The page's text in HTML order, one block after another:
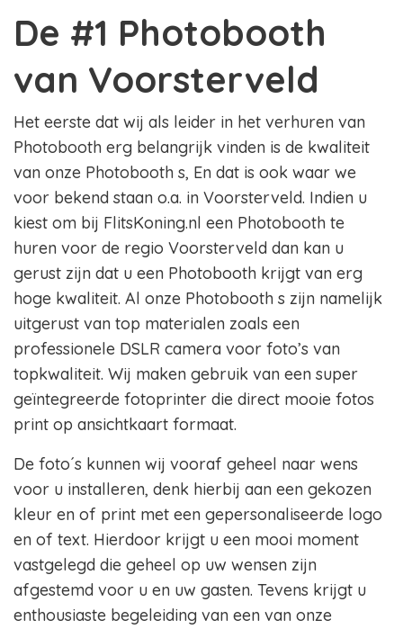
De #1 Photobooth
van Voorsterveld
Het eerste dat wij als leider in het verhuren van
Photobooth erg belangrijk vinden is de kwaliteit
van onze Photobooth s, En dat is ook waar we
voor bekend staan o.a. in Voorsterveld. Indien u
kiest om bij FlitsKoning.nl een Photobooth te
huren voor de regio Voorsterveld dan kan u
gerust zijn dat u een Photobooth krijgt van erg
hoge kwaliteit. Al onze Photobooth s zijn namelijk
uitgerust van top materialen zoals een
professionele DSLR camera voor foto’s van
topkwaliteit. Wij maken gebruik van een super
geïntegreerde fotoprinter die direct mooie fotos
print op ansichtkaart formaat.
De foto´s kunnen wij vooraf geheel naar wens
voor u installeren, denk hierbij aan een gekozen
kleur en of print met een gepersonaliseerde logo
en of text. Hierdoor krijgt u een mooi moment
vastgelegd die geheel op uw wensen zijn
afgestemd voor u en uw gasten. Tevens krijgt u
enthousiaste begeleiding van een van onze